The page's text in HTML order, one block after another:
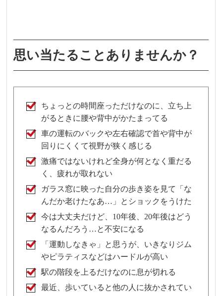
思い当たることありませんか？
ちょっとの時間座っただけなのに、立ち上
がるときに腰や背中がかたまってる
車の運転のバックや左右確認で首や背中が
回りにくくて視野が狭く感じる
激痛ではないけれど全身が何となく重だる
く、疲れが取れない
ガラス窓に映った自分の歩き姿を見て「な
んだか老けたなあ…」とショックをうけた
今は大丈夫だけど、10年後、20年後はどう
なるんだろう…と不安になる
「運動しなきゃ」と思うが、いきなりジム
やピラティスなどはハードルが高い
駅の階段を上るだけなのに息が切れる
最近、歩いていると他の人に抜かされてい